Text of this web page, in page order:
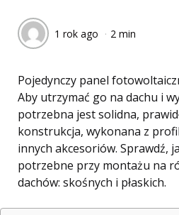
1 rok ago 2 min
Pojedynczy panel
Aby utrzymać go na dachu i
potrzebna jest solidna,
konstrukcja, wykonana z
innych akcesoriów. Sprawdź,
potrzebne przy montażu na
dachów: skośnych i płaskich.